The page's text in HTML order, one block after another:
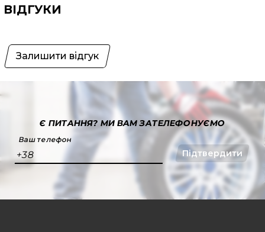
ВІДГУКИ
Залишити відгук
Є ПИТАННЯ?МИ ВАМ ЗАТЕЛЕФОНУЄМО
Ваш телефон
+38 Підтвердити